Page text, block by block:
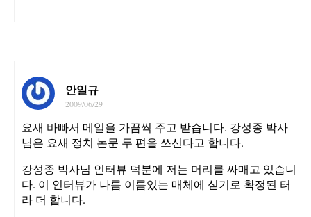
안일규
2009/06/29
요새 바빠서 메일을 가끔씩 주고 받습니다. 강성종 박사
님은 요새 정치 논문 두 편을 쓰신다고 합니다.
강성종 박사님 인터뷰 덕분에 저는 머리를 싸매고 있습니
다. 이 인터뷰가 나름 이름있는 매체에 싣기로 확정된 터
라 더 합니다.